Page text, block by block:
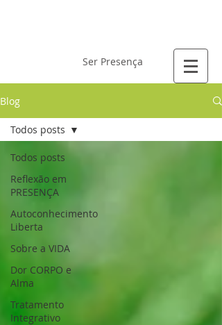
Ser Presença
Blog
Todos posts
Reflexão em
PRESENÇA
Autoconhecimento
Liberta
Sobre a VIDA
Dor CORPO e
Alma
Tratamento
Integrativo
Todos posts